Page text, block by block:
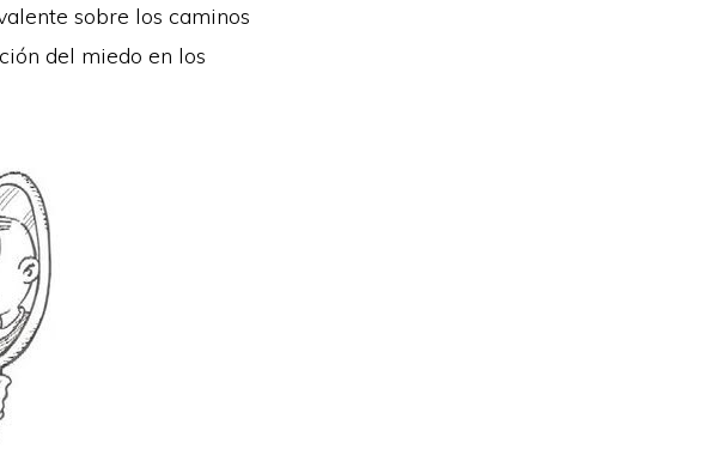
sobre los caminos
del miedo en los